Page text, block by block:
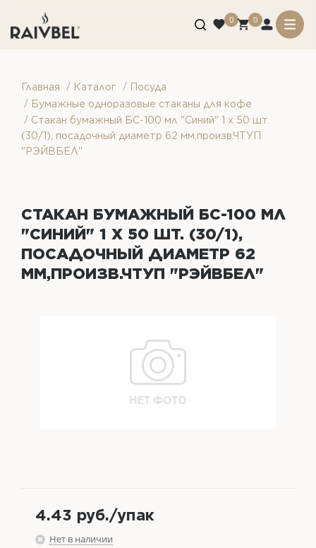
0 0
Главная / Каталог / Посуда
/ Бумажные одноразовые стаканы для кофе
/ Стакан бумажный БС-100 мл "Синий" 1 х 50 шт.
(30/1), посадочный диаметр 62 мм,произв.ЧТУП
"РЭЙВБЕЛ"
СТАКАН БУМАЖНЫЙ БС-100 МЛ
"СИНИЙ" 1 Х 50 ШТ. (30/1),
ПОСАДОЧНЫЙ ДИАМЕТР 62
ММ,ПРОИЗВ.ЧТУП "РЭЙВБЕЛ"
4.43 руб./упак
Нет в наличии